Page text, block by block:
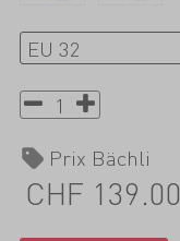
Prix Bächli
CHF 139.00